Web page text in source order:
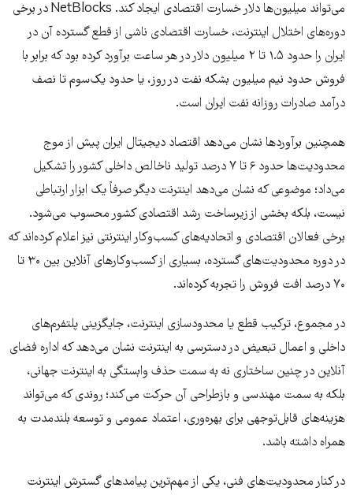
می‌تواند میلیون‌ها دلار خسارت اقتصادی ایجاد کند. NetBlocks در برخی
دوره‌های اختلال اینترنت، خسارت اقتصادی ناشی از قطع گسترده آن در
ایران را حدود ۱.۵ تا ۲ میلیون دلار در هر ساعت برآورد کرده بود که برابر با
فروش حدود نیم میلیون بشکه نفت در روز، یا حدود یک‌سوم تا نصف
درآمد صادرات روزانه نفت ایران است.
همچنین برآوردها نشان می‌دهد اقتصاد دیجیتال ایران پیش از موج
محدودیت‌ها حدود ۶ تا ۷ درصد تولید ناخالص داخلی کشور را تشکیل
می‌داد؛ موضوعی که نشان می‌دهد اینترنت دیگر صرفاً یک ابزار ارتباطی
نیست، بلکه بخشی از زیرساخت رشد اقتصادی کشور محسوب می‌شود.
برخی فعالان اقتصادی و اتحادیه‌های کسب‌وکار اینترنتی نیز اعلام کرده‌اند که
در دوره محدودیت‌های گسترده، بسیاری از کسب‌وکارهای آنلاین بین ۳۰ تا
۷۰ درصد افت فروش را تجربه کرده‌اند.
در مجموع، ترکیب قطع یا محدودسازی اینترنت، جایگزینی پلتفرم‌های
داخلی و اعمال تبعیض در دسترسی به اینترنت نشان می‌دهد که اداره فضای
آنلاین در چنین ساختاری نه به سمت حذف وابستگی به اینترنت جهانی،
بلکه به سمت مهندسی و بازطراحی آن حرکت می‌کند؛ روندی که می‌تواند
هزینه‌های قابل‌توجهی برای بهره‌وری، اعتماد عمومی و توسعه بلندمدت به
همراه داشته باشد.
در کنار محدودیت‌های فنی، یکی از مهم‌ترین پیامدهای گسترش اینترنت